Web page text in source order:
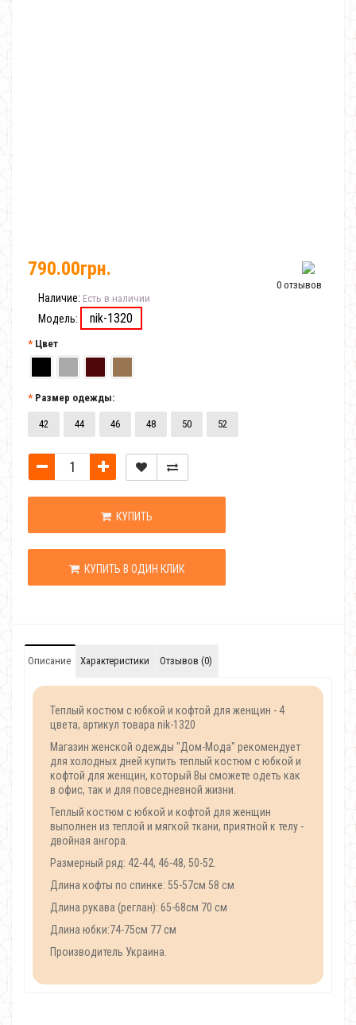
0 отзывов
790.00грн.
Наличие: Есть в наличии
Модель: nik-1320
Цвет
Размер одежды:
42 44 46 48 50 52
КУПИТЬ
КУПИТЬ В ОДИН КЛИК
Описание Характеристики Отзывов (0)
Теплый костюм с юбкой и кофтой для женщин - 4
цвета, артикул товара nik-1320
Магазин женской одежды "Дом-Мода" рекомендует
для холодных дней купить теплый костюм с юбкой и
кофтой для женщин, который Вы сможете одеть как
в офис, так и для повседневной жизни.
Теплый костюм с юбкой и кофтой для женщин
выполнен из теплой и мягкой ткани, приятной к телу -
двойная ангора.
Размерный ряд: 42-44, 46-48, 50-52.
Длина кофты по спинке: 55-57см 58 см
Длина рукава (реглан): 65-68см 70 см
Длина юбки:74-75см 77 см
Производитель Украина.